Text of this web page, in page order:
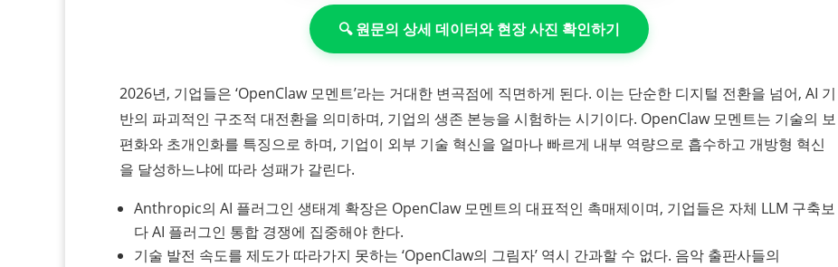
🔍 원문의 상세 데이터와 현장 사진 확인하기
2026년, 기업들은 ‘OpenClaw 모멘트’라는 거대한 변곡점에 직면하게 된다. 이는 단순한 디지털 전환을 넘어, AI 기
반의 파괴적인 구조적 대전환을 의미하며, 기업의 생존 본능을 시험하는 시기이다. OpenClaw 모멘트는 기술의 보
편화와 초개인화를 특징으로 하며, 기업이 외부 기술 혁신을 얼마나 빠르게 내부 역량으로 흡수하고 개방형 혁신
을 달성하느냐에 따라 성패가 갈린다.
Anthropic의 AI 플러그인 생태계 확장은 OpenClaw 모멘트의 대표적인 촉매제이며, 기업들은 자체 LLM 구축보
다 AI 플러그인 통합 경쟁에 집중해야 한다.
기술 발전 속도를 제도가 따라가지 못하는 ‘OpenClaw의 그림자’ 역시 간과할 수 없다. 음악 출판사들의